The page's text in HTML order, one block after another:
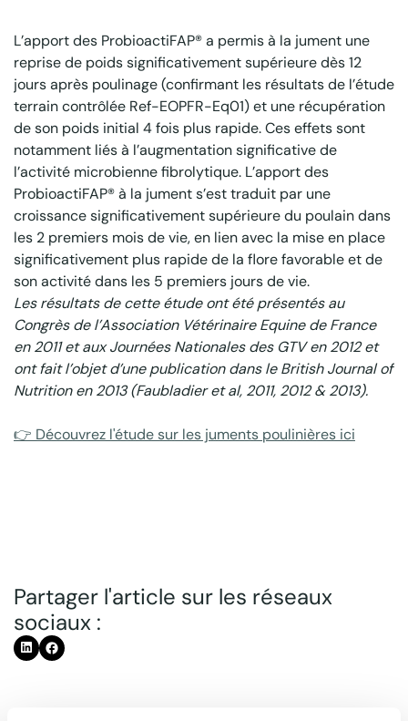
L’apport des ProbioactiFAP® a permis à la jument une
reprise de poids significativement supérieure dès 12
jours après poulinage (confirmant les résultats de l’étude
terrain contrôlée Ref-EOPFR-Eq01) et une récupération
de son poids initial 4 fois plus rapide. Ces effets sont
notamment liés à l’augmentation significative de
l’activité microbienne fibrolytique. L’apport des
ProbioactiFAP® à la jument s’est traduit par une
croissance significativement supérieure du poulain dans
les 2 premiers mois de vie, en lien avec la mise en place
significativement plus rapide de la flore favorable et de
son activité dans les 5 premiers jours de vie.
Les résultats de cette étude ont été présentés au
Congrès de l’Association Vétérinaire Equine de France
en 2011 et aux Journées Nationales des GTV en 2012 et
ont fait l’objet d’une publication dans le British Journal of
Nutrition en 2013 (Faubladier et al, 2011, 2012 & 2013).
👉 Découvrez l'étude sur les juments poulinières ici
Partager l'article sur les réseaux
sociaux :